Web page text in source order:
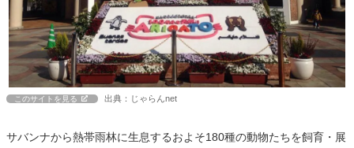
このサイトを見る 出典：じゃらんnet
サバンナから熱帯雨林に生息するおよそ180種の動物たちを飼育・展